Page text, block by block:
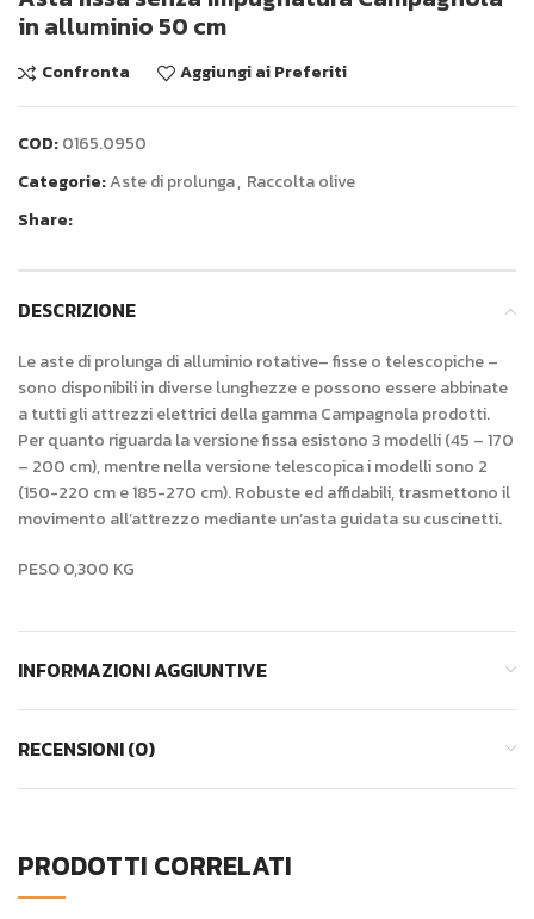
in alluminio 50 cm
Confronta Aggiungi ai Preferiti
COD:0165.0950
Categorie:Aste di prolunga, Raccolta olive
Share:
DESCRIZIONE
Le aste di prolunga di alluminio rotative– fisse o telescopiche –
sono disponibili in diverse lunghezze e possono essere abbinate
a tutti gli attrezzi elettrici della gamma Campagnola prodotti.
Per quanto riguarda la versione fissa esistono 3 modelli (45 – 170
– 200 cm), mentre nella versione telescopica i modelli sono 2
(150-220 cm e 185-270 cm). Robuste ed affidabili, trasmettono il
movimento all’attrezzo mediante un’asta guidata su cuscinetti.
PESO 0,300 KG
INFORMAZIONI AGGIUNTIVE
RECENSIONI (0)
PRODOTTI CORRELATI